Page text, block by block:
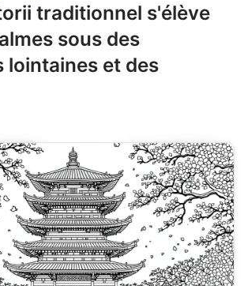
traditionnel s'élève
sous des
lointaines et des